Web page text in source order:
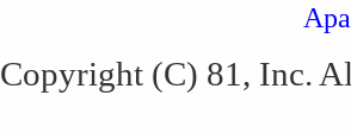
Copyright (C) 81, Inc.